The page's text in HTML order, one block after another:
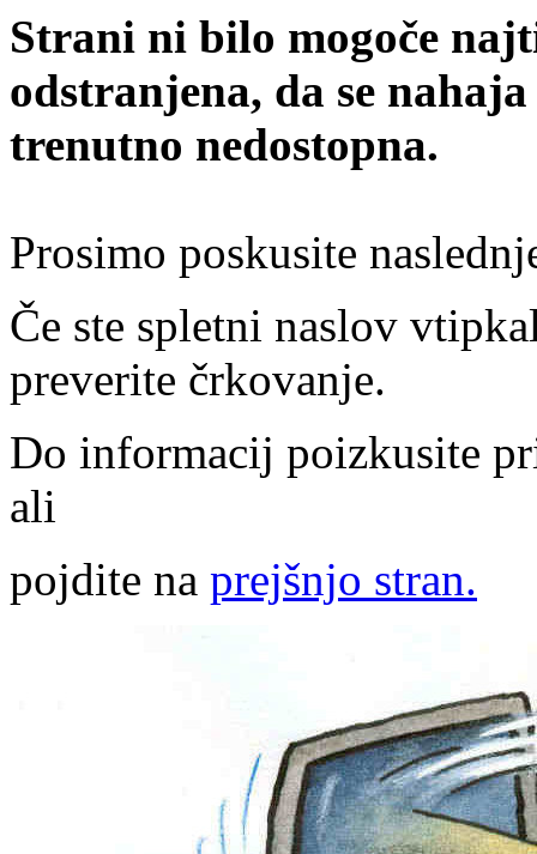
Strani ni bilo mogoče
odstranjena, da se
trenutno nedostopna.
Prosimo poskusite
Če ste spletni naslov
preverite črkovanje.
Do informacij poizkusite
ali
pojdite na prejšnjo stran.